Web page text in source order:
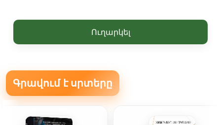
Ուղարկել
Գրավում է սրտերը